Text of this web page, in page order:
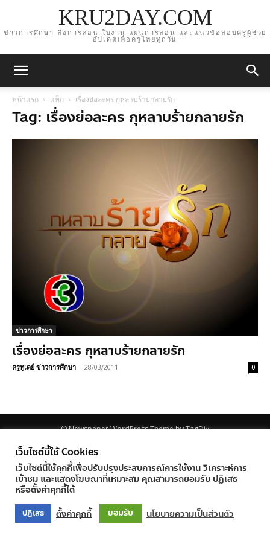
KRU2DAY.COM
ข่าวการศึกษา สื่อการสอน ใบงาน แผนการสอน และแนวข้อสอบครูผู้ช่วย
อัปเดตเพื่อครูไทยทุกวัน
หน้าแรก แท็ก เรื่องย่อละคร กุหลาบร้ายกลายรัก
Tag: เรื่องย่อละคร กุหลาบร้ายกลายรัก
ข่าวการศึกษา
เรื่องย่อละคร กุหลาบร้ายกลายรัก
ครูทูเดย์ ข่าวการศึกษา - 28/03/2011 0
© Newspaper WordPress Theme by TagDiv
เว็บไซต์นี้ใช้ Cookies
เว็บไซต์นี้ใช้คุกกี้เพื่อปรับปรุงประสบการณ์การใช้งาน วิเคราะห์การ
เข้าชม และแสดงโฆษณาที่เหมาะสม คุณสามารถยอมรับ ปฏิเสธ
หรือตั้งค่าคุกกี้ได้
ปฏิเสธ ตั้งค่าคุกกี้ ยอมรับ นโยบายความเป็นส่วนตัว